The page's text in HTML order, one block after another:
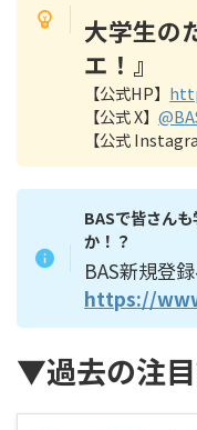
大学生の
エ！ 』
【公式HP】
【公式 X】
【公式
BASで皆さん
か！？
BAS新規登
https://
▼過去の注